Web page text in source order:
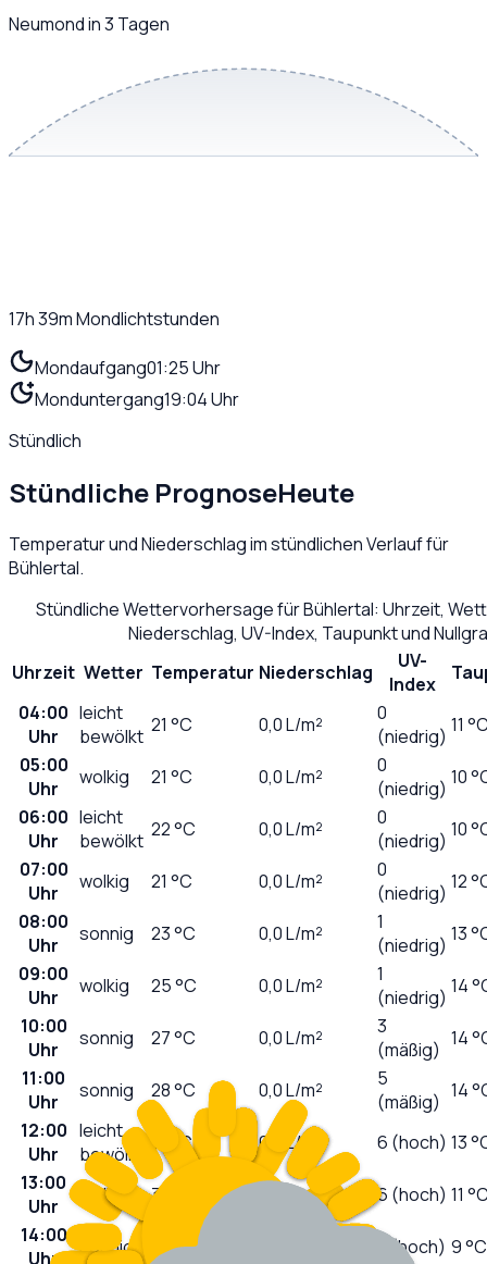
Neumond in 3 Tagen
17h 39mMondlichtstunden
Mondaufgang01:25 Uhr
Monduntergang19:04 Uhr
Stündlich
Stündliche PrognoseHeute
Temperatur und Niederschlag im stündlichen Verlauf für
Bühlertal.
Stündliche Wettervorhersage fürBühlertal: Uhrzeit,
Niederschlag, UV-Index, Taupunkt und
Uhrzeit Wetter Temperatur Niederschlag
UV-
Index
04:00
Uhr
leicht
bewölkt 21 °C 0,0L/m²
0
(niedrig) 11
05:00
Uhr
wolkig 21 °C 0,0L/m²
0
(niedrig) 10
06:00
Uhr
leicht
bewölkt 22°C 0,0L/m²
0
(niedrig) 10
07:00
Uhr
wolkig 21 °C 0,0L/m²
0
(niedrig) 12
08:00
Uhr
sonnig 23°C 0,0L/m²
1
(niedrig) 13
09:00
Uhr
wolkig 25°C 0,0L/m²
1
(niedrig) 14
10:00
Uhr
sonnig 27°C 0,0L/m²
3
(mäßig) 14
11:00
Uhr
sonnig 28°C 0,0L/m²
5
(mäßig) 14
12:00
Uhr
leicht
bewölkt
31 °C 0,0 L/m² 6 (hoch) 13
13:00
Uhr
wolkig 32 L/m² 6 (hoch) 11
14:00
Uhr
sonnig 34°C 7 (hoch) 9 °C